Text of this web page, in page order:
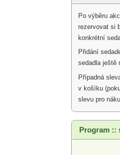
Po výběru
rezervovat si
konkrétní
Přidání
sedadla ještě
Případná
v košíku
slevu pro
Program ::